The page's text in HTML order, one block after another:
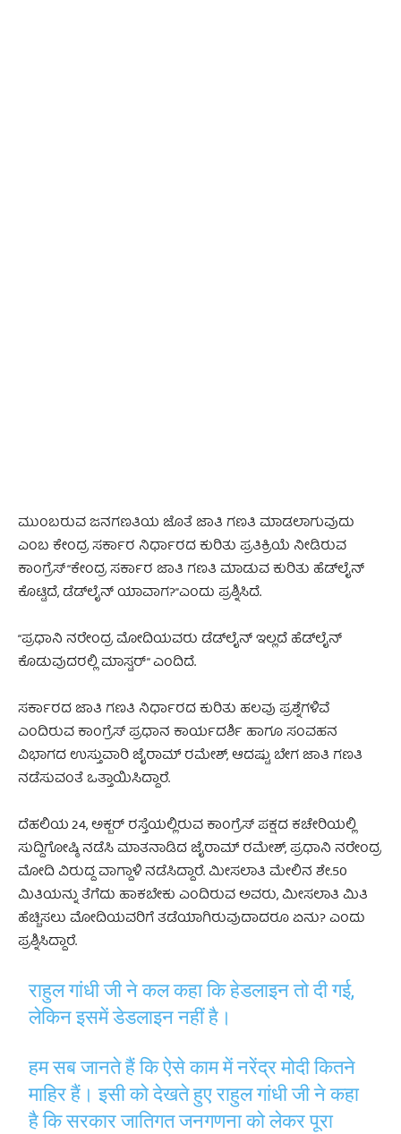
ಮುಂಬರುವ ಜನಗಣತಿಯ ಜೊತೆ ಜಾತಿ ಗಣತಿ ಮಾಡಲಾಗುವುದು
ಎಂಬ ಕೇಂದ್ರ ಸರ್ಕಾರ ನಿರ್ಧಾರದ ಕುರಿತು ಪ್ರತಿಕ್ರಿಯೆ ನೀಡಿರುವ
ಕಾಂಗ್ರೆಸ್ “ಕೇಂದ್ರ ಸರ್ಕಾರ ಜಾತಿ ಗಣತಿ ಮಾಡುವ ಕುರಿತು ಹೆಡ್‌ಲೈನ್
ಕೊಟ್ಟಿದೆ, ಡೆಡ್‌ಲೈನ್ ಯಾವಾಗ?”ಎಂದು ಪ್ರಶ್ನಿಸಿದೆ.
“ಪ್ರಧಾನಿ ನರೇಂದ್ರ ಮೋದಿಯವರು ಡೆಡ್‌ಲೈನ್ ಇಲ್ಲದೆ ಹೆಡ್‌ಲೈನ್
ಕೊಡುವುದರಲ್ಲಿ ಮಾಸ್ಟರ್” ಎಂದಿದೆ.
ಸರ್ಕಾರದ ಜಾತಿ ಗಣತಿ ನಿರ್ಧಾರದ ಕುರಿತು ಹಲವು ಪ್ರಶ್ನೆಗಳಿವೆ
ಎಂದಿರುವ ಕಾಂಗ್ರೆಸ್ ಪ್ರಧಾನ ಕಾರ್ಯದರ್ಶಿ ಹಾಗೂ ಸಂವಹನ
ವಿಭಾಗದ ಉಸ್ತುವಾರಿ ಜೈರಾಮ್ ರಮೇಶ್, ಆದಷ್ಟು ಬೇಗ ಜಾತಿ ಗಣತಿ
ನಡೆಸುವಂತೆ ಒತ್ತಾಯಿಸಿದ್ದಾರೆ.
ದೆಹಲಿಯ 24, ಅಕ್ಬರ್ ರಸ್ತೆಯಲ್ಲಿರುವ ಕಾಂಗ್ರೆಸ್ ಪಕ್ಷದ ಕಚೇರಿಯಲ್ಲಿ
ಸುದ್ದಿಗೋಷ್ಠಿ ನಡೆಸಿ ಮಾತನಾಡಿದ ಜೈರಾಮ್ ರಮೇಶ್, ಪ್ರಧಾನಿ ನರೇಂದ್ರ
ಮೋದಿ ವಿರುದ್ದ ವಾಗ್ದಾಳಿ ನಡೆಸಿದ್ದಾರೆ. ಮೀಸಲಾತಿ ಮೇಲಿನ ಶೇ.50
ಮಿತಿಯನ್ನು ತೆಗೆದು ಹಾಕಬೇಕು ಎಂದಿರುವ ಅವರು, ಮೀಸಲಾತಿ ಮಿತಿ
ಹೆಚ್ಚಿಸಲು ಮೋದಿಯವರಿಗೆ ತಡೆಯಾಗಿರುವುದಾದರೂ ಏನು? ಎಂದು
ಪ್ರಶ್ನಿಸಿದ್ದಾರೆ.
राहुल गांधी जी ने कल कहा कि हेडलाइन तो दी गई,
लेकिन इसमें डेडलाइन नहीं है।
हम सब जानते हैं कि ऐसे काम में नरेंद्र मोदी कितने
माहिर हैं। इसी को देखते हुए राहुल गांधी जी ने कहा
है कि सरकार जातिगत जनगणना को लेकर पूरा